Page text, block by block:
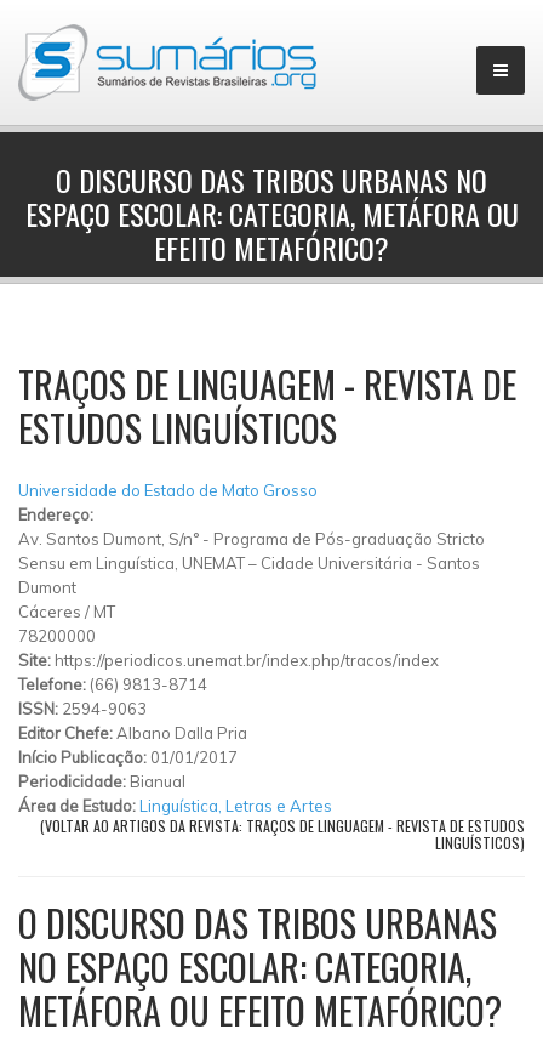
▼
O DISCURSO DAS TRIBOS URBANAS NO
ESPAÇO ESCOLAR: CATEGORIA, METÁFORA OU
EFEITO METAFÓRICO?
TRAÇOS DE LINGUAGEM - REVISTA DE
ESTUDOS LINGUÍSTICOS
Universidade do Estado de Mato Grosso
Endereço:
Av. Santos Dumont, S/n° - Programa de Pós-graduação Stricto
Sensu em Linguística, UNEMAT – Cidade Universitária - Santos
Dumont
Cáceres / MT
78200000
Site: https://periodicos.unemat.br/index.php/tracos/index
Telefone: (66) 9813-8714
ISSN: 2594-9063
Editor Chefe:Albano Dalla Pria
Início Publicação: 01/01/2017
Periodicidade: Bianual
Área de Estudo:Linguística, Letras e Artes
(VOLTAR AO ARTIGOS DA REVISTA: TRAÇOS DE LINGUAGEM - REVISTA DE ESTUDOS
LINGUÍSTICOS)
O DISCURSO DAS TRIBOS URBANAS
NO ESPAÇO ESCOLAR: CATEGORIA,
METÁFORA OU EFEITO METAFÓRICO?